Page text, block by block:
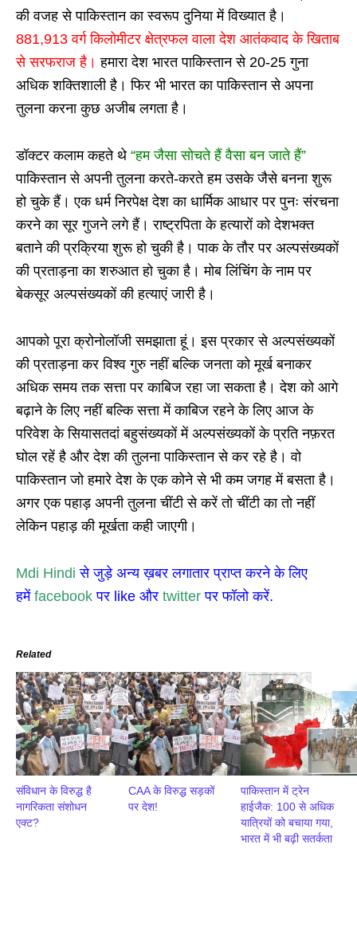
की वजह से पाकिस्तान का स्वरूप दुनिया में विख्यात है।
881,913 वर्ग किलोमीटर क्षेत्रफल वाला देश आतंकवाद के खिताब
से सरफराज है। हमारा देश भारत पाकिस्तान से 20-25 गुना
अधिक शक्तिशाली है। फिर भी भारत का पाकिस्तान से अपना
तुलना करना कुछ अजीब लगता है।
डॉक्टर कलाम कहते थे “हम जैसा सोचते हैं वैसा बन जाते हैं”
पाकिस्तान से अपनी तुलना करते-करते हम उसके जैसे बनना शुरू
हो चुके हैं। एक धर्म निरपेक्ष देश का धार्मिक आधार पर पुनः संरचना
करने का सूर गुजने लगे हैं। राष्ट्रपिता के हत्यारों को देशभक्त
बताने की प्रक्रिया शुरू हो चुकी है। पाक के तौर पर अल्पसंख्यकों
की प्रताड़ना का शरुआत हो चुका है। मोब लिंचिंग के नाम पर
बेकसूर अल्पसंख्यकों की हत्याएं जारी है।
आपको पूरा क्रोनोलॉजी समझाता हूं। इस प्रकार से अल्पसंख्यकों
की प्रताड़ना कर विश्व गुरु नहीं बल्कि जनता को मूर्ख बनाकर
अधिक समय तक सत्ता पर काबिज रहा जा सकता है। देश को आगे
बढ़ाने के लिए नहीं बल्कि सत्ता में काबिज रहने के लिए आज के
परिवेश के सियासतदां बहुसंख्यकों में अल्पसंख्यकों के प्रति नफ़रत
घोल रहें है और देश की तुलना पाकिस्तान से कर रहे है। वो
पाकिस्तान जो हमारे देश के एक कोने से भी कम जगह में बसता है।
अगर एक पहाड़ अपनी तुलना चींटी से करें तो चींटी का तो नहीं
लेकिन पहाड़ की मूर्खता कही जाएगी।
Mdi Hindi से जुड़े अन्य ख़बर लगातार प्राप्त करने के लिए
हमें facebook पर like और twitter पर फॉलो करें.
Related
संविधान के विरुद्ध है
नागरिकता संशोधन
एक्ट?
CAA के विरुद्ध सड़कों
पर देश!
पाकिस्तान में ट्रेन
हाईजैक: 100 से अधिक
यात्रियों को बचाया गया,
भारत में भी बढ़ी सतर्कता